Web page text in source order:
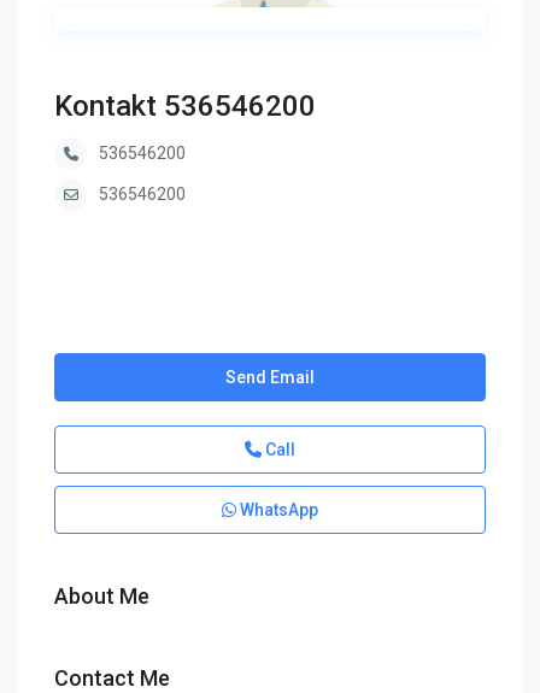
Kontakt 536546200
536546200
536546200
Send Email
Call
WhatsApp
About Me
Contact Me